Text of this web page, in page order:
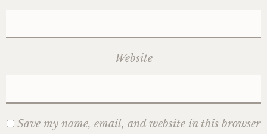
Website
Save my name, email, and website in this browser